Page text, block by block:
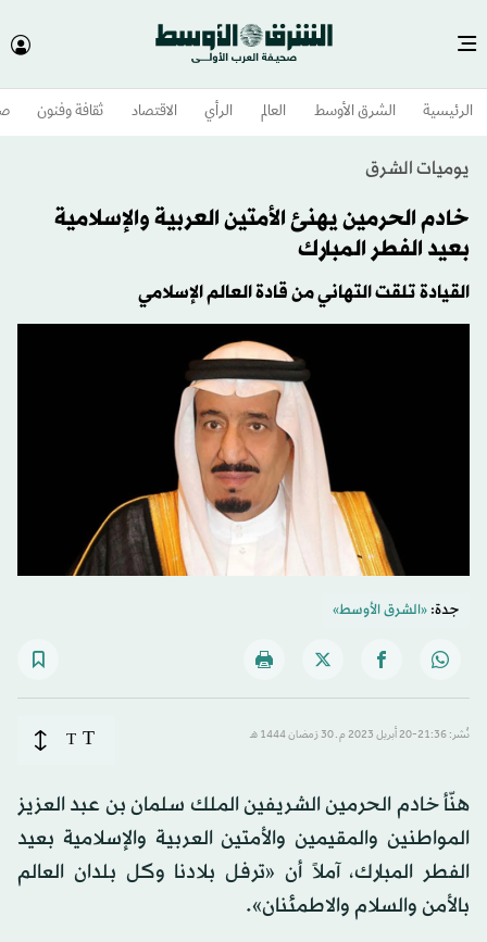
الرئيسية الشرق الأوسط​ العالم الرأي الاقتصاد ثقافة وفنون
يوميات الشرق
خادم الحرمين يهنئ الأمتين العربية والإسلامية
بعيد الفطر المبارك
القيادة تلقت التهاني من قادة العالم الإسلامي
جدة:«الشرق الأوسط»
نُشر: 21:36-20 أبريل 2023 م ـ 30 رَمضان 1444 هـ T
T
هنّأ خادم الحرمين الشريفين الملك سلمان بن عبد العزيز
المواطنين والمقيمين والأمتين العربية والإسلامية بعيد
الفطر المبارك، آملاً أن «ترفل بلادنا وكل بلدان العالم
بالأمن والسلام والاطمئنان».